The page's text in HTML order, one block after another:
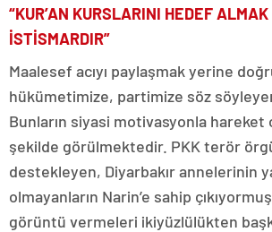
“KUR’AN KURSLARINI HEDEF
İSTİSMARDIR”
Maalesef acıyı paylaşmak yerine
hükümetimize, partimize söz
Bunların siyasi motivasyonla
şekilde görülmektedir. PKK terör
destekleyen, Diyarbakır annelerinin
olmayanların Narin’e sahip
görüntü vermeleri ikiyüzlülükten